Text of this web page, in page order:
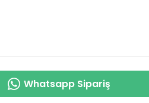
Whatsapp Sipariş